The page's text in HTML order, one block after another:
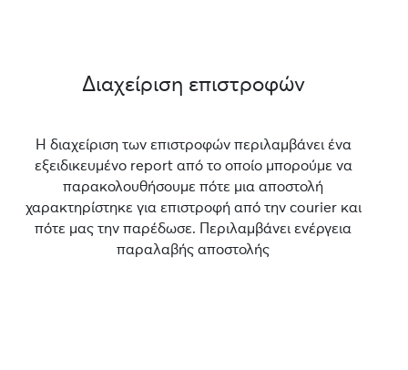
Διαχείριση επιστροφών
Η διαχείριση των επιστροφών περιλαμβάνει ένα
εξειδικευμένο report από το οποίο μπορούμε να
παρακολουθήσουμε πότε μια αποστολή
χαρακτηρίστηκε για επιστροφή από την courier και
πότε μας την παρέδωσε. Περιλαμβάνει ενέργεια
παραλαβής αποστολής